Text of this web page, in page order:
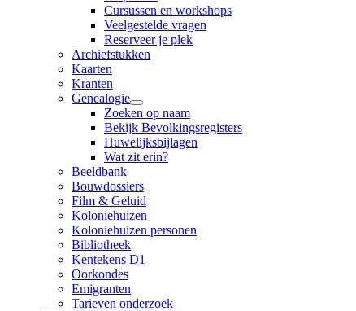
Cursussen en workshops
Veelgestelde vragen
Reserveer je plek
Archiefstukken
Kaarten
Kranten
Genealogie
Zoeken op naam
Bekijk Bevolkingsregisters
Huwelijksbijlagen
Wat zit erin?
Beeldbank
Bouwdossiers
Film & Geluid
Koloniehuizen
Koloniehuizen personen
Bibliotheek
Kentekens D1
Oorkondes
Emigranten
Tarieven onderzoek